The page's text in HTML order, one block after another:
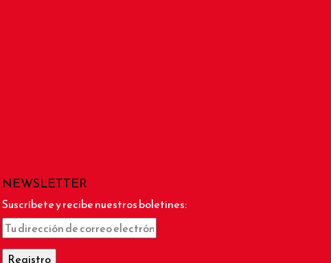
NEWSLETTER
Suscríbete y recibe nuestros boletines: